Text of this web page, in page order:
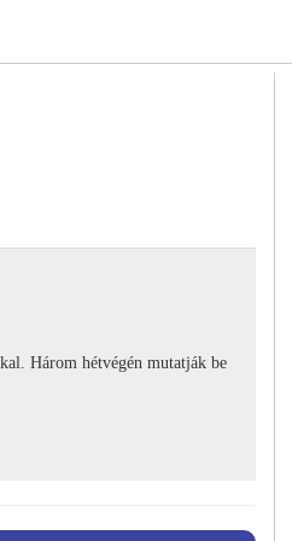
Három hétvégén mutatják be